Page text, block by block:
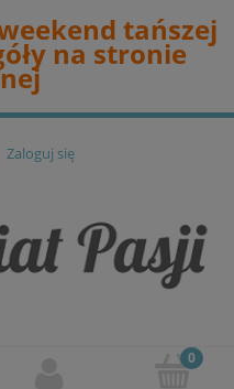
tańszej
na stronie
Zaloguj się